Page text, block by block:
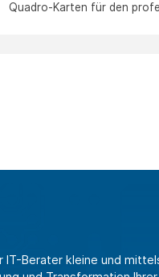
Quadro-Karten für den
IT-Berater kleine und